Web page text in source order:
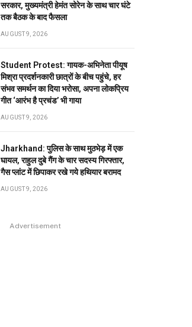
सरकार, मुख्यमंत्री हेमंत सोरेन के साथ चार घंटे
तक बैठक के बाद फैसला
AUGUST 9, 2026
Student Protest: गायक-अभिनेता पीयूष
मिश्रा प्रदर्शनकारी छात्रों के बीच पहुंचे, हर
संभव समर्थन का दिया भरोसा, अपना लोकप्रिय
गीत ‘आरंभ है प्रचंड’ भी गाया
AUGUST 9, 2026
Jharkhand: पुलिस के साथ मुठभेड़ में एक
घायल, राहुल दुबे गैंग के चार सदस्य गिरफ्तार,
गैस प्लांट में छिपाकर रखे गये हथियार बरामद
AUGUST 9, 2026
Advertisement